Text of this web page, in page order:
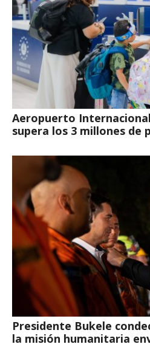
Aeropuerto
supera los 3 millones de
Presidente Bukele
la misión humanitaria